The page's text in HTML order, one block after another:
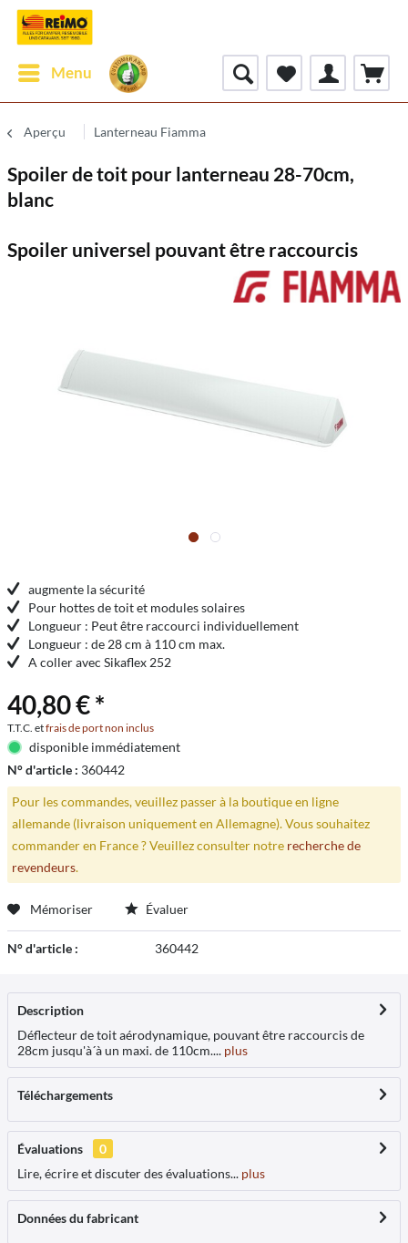
Menu
Aperçu Lanterneau Fiamma
Spoiler de toit pour lanterneau 28-70cm,
blanc
Spoiler universel pouvant être raccourcis
augmente la sécurité
Pour hottes de toit et modules solaires
Longueur : Peut être raccourci individuellement
Longueur : de 28 cm à 110 cm max.
A coller avec Sikaflex 252
40,80 € *
T.T.C. etfrais de port non inclus
disponible immédiatement
N° d'article : 360442
Pour les commandes, veuillez passer à la boutique en ligne
allemande (livraison uniquement en Allemagne). Vous souhaitez
commander en France ? Veuillez consulter notre recherche de
revendeurs.
Mémoriser Évaluer
N° d'article : 360442
Description
Déflecteur de toit aérodynamique, pouvant être raccourcis de
28cm jusqu'à´à un maxi. de 110cm.... plus
Téléchargements
Évaluations
0
Lire, écrire et discuter des évaluations... plus
Données du fabricant